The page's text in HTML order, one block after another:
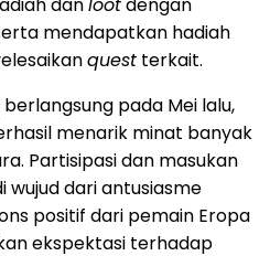
mendapatkan hadiah
quest terkait.
pada Mei lalu,
menarik minat banyak
Partisipasi dan masukan
wujud dari antusiasme
positif dari pemain Eropa
ekspektasi terhadap